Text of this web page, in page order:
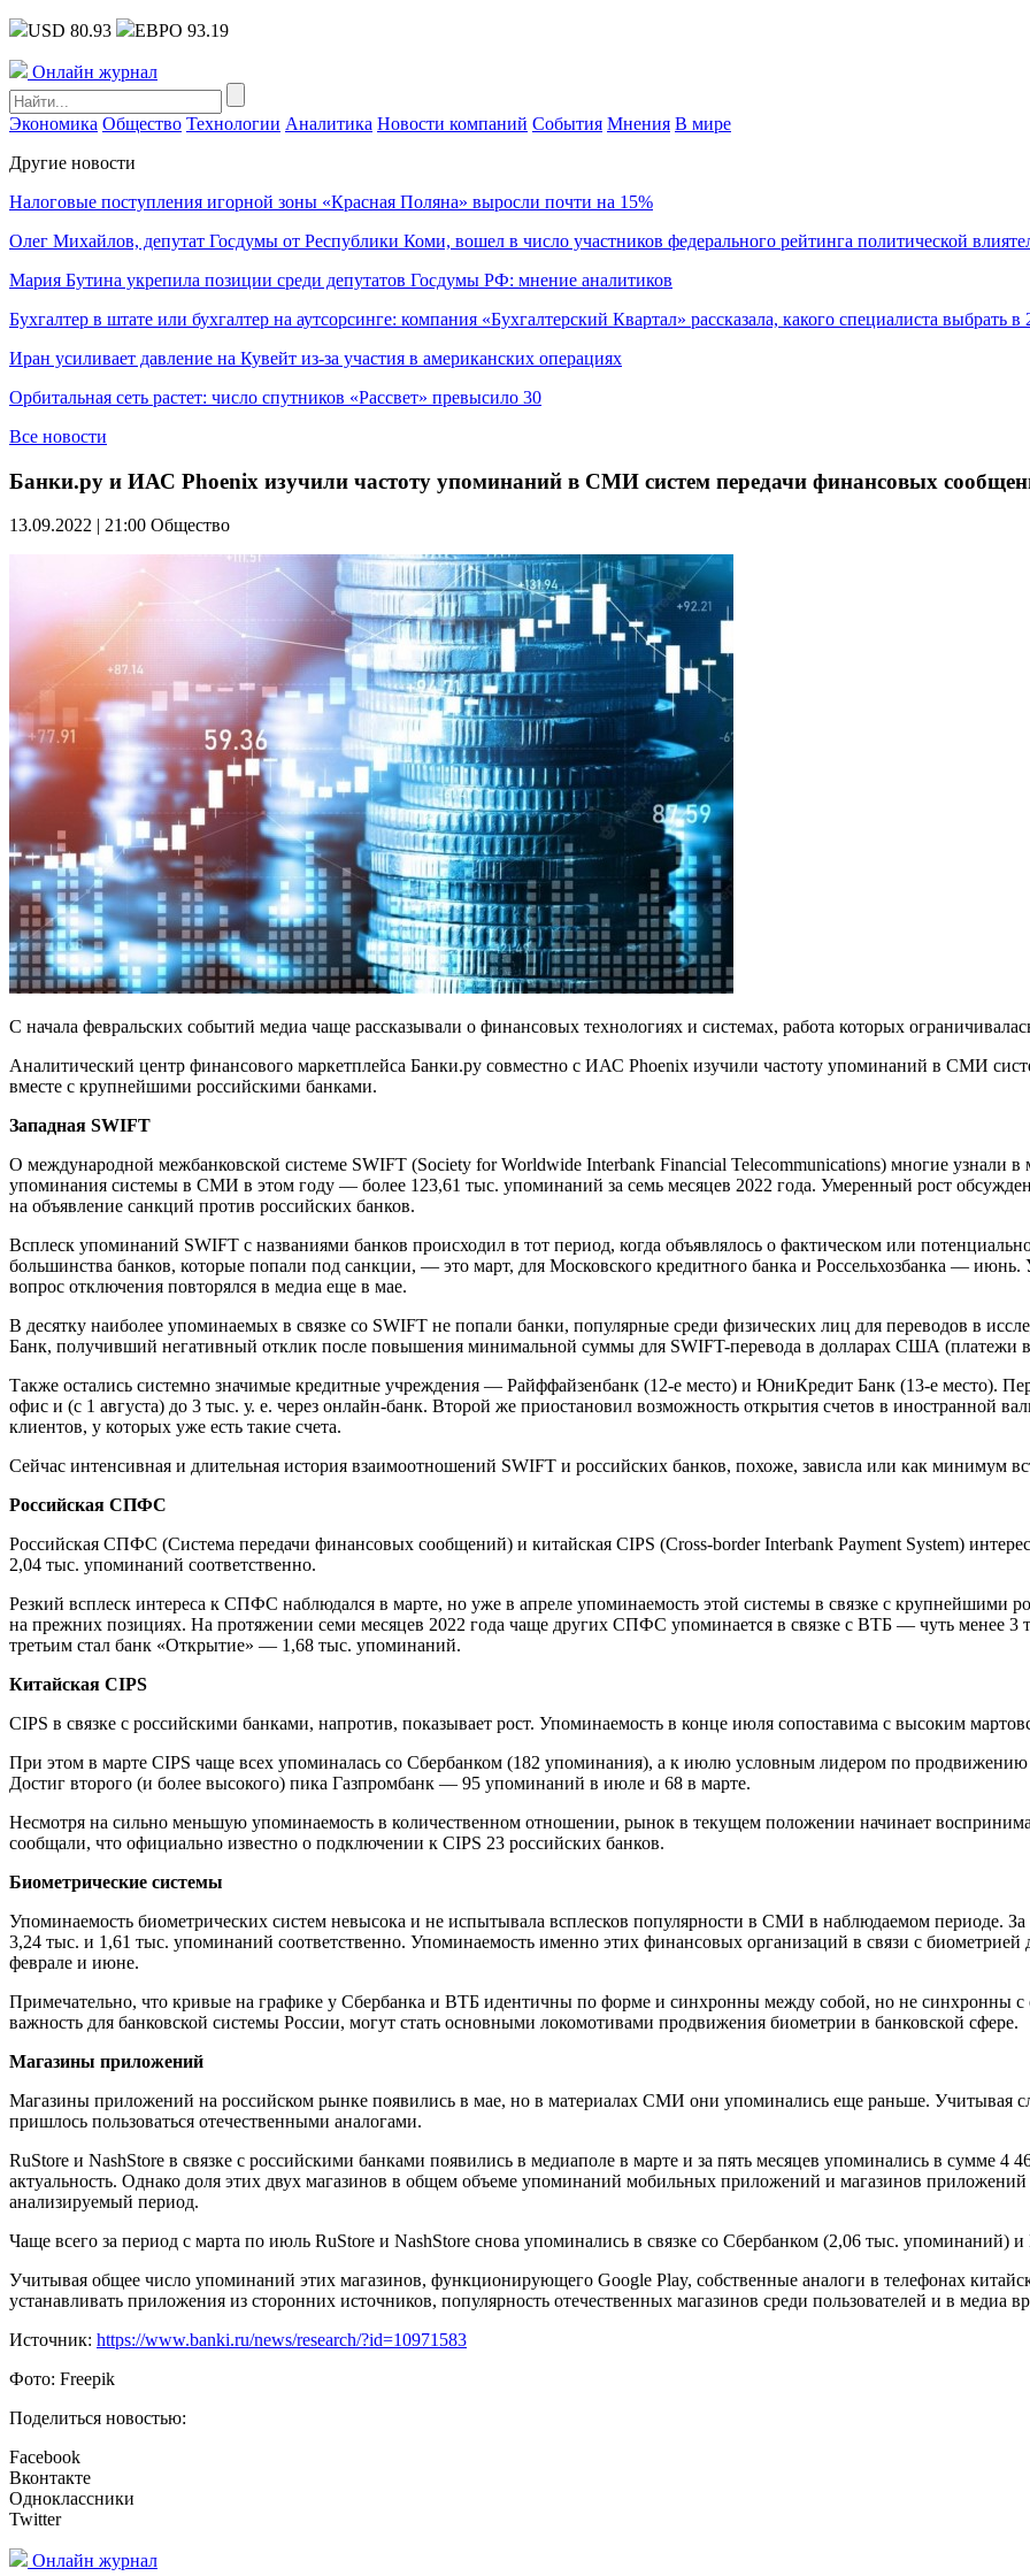
USD 80.93 ЕВРО 93.19
Онлайн журнал
Экономика Общество Технологии Аналитика Новости компаний События Мнения В мире
Другие новости
Налоговые поступления игорной зоны «Красная Поляна» выросли почти на 15%
Олег Михайлов, депутат Госдумы от Республики Коми, вошел в число участников федерального рейтинга политической
Мария Бутина укрепила позиции среди депутатов Госдумы РФ: мнение аналитиков
Бухгалтер в штате или бухгалтер на аутсорсинге: компания «Бухгалтерский Квартал» рассказала, какого специалиста выбрать в
Иран усиливает давление на Кувейт из-за участия в американских операциях
Орбитальная сеть растет: число спутников «Рассвет» превысило 30
Все новости
Банки.ру и ИАС Phoenix изучили частоту упоминаний в СМИ систем передачи финансовых
13.09.2022 | 21:00 Общество
С начала февральских событий медиа чаще рассказывали о финансовых технологиях и системах, работа которых
Аналитический центр финансового маркетплейса Банки.ру совместно с ИАС Phoenix изучили частоту упоминаний в СМИ
вместе с крупнейшими российскими банками.
Западная SWIFT
О международной межбанковской системе SWIFT (Society for Worldwide Interbank Financial Telecommunications) многие узнали в
упоминания системы в СМИ в этом году — более 123,61 тыс. упоминаний за семь месяцев 2022 года. Умеренный рост
на объявление санкций против российских банков.
Всплеск упоминаний SWIFT с названиями банков происходил в тот период, когда объявлялось о фактическом или
большинства банков, которые попали под санкции, — это март, для Московского кредитного банка и Россельхозбанка — июнь.
вопрос отключения повторялся в медиа еще в мае.
В десятку наиболее упоминаемых в связке со SWIFT не попали банки, популярные среди физических лиц для переводов в
Банк, получивший негативный отклик после повышения минимальной суммы для SWIFT-перевода в долларах США (платежи
Также остались системно значимые кредитные учреждения — Райффайзенбанк (12-е место) и ЮниКредит Банк (13-е место).
офис и (с 1 августа) до 3 тыс. у. е. через онлайн-банк. Второй же приостановил возможность открытия счетов в иностранной
клиентов, у которых уже есть такие счета.
Сейчас интенсивная и длительная история взаимоотношений SWIFT и российских банков, похоже, зависла или как минимум
Российская СПФС
Российская СПФС (Система передачи финансовых сообщений) и китайская CIPS (Cross-border Interbank Payment System)
2,04 тыс. упоминаний соответственно.
Резкий всплеск интереса к СПФС наблюдался в марте, но уже в апреле упоминаемость этой системы в связке с крупнейшими
на прежних позициях. На протяжении семи месяцев 2022 года чаще других СПФС упоминается в связке с ВТБ — чуть менее 3
третьим стал банк «Открытие» — 1,68 тыс. упоминаний.
Китайская CIPS
СIPS в связке с российскими банками, напротив, показывает рост. Упоминаемость в конце июля сопоставима с высоким
При этом в марте CIPS чаще всех упоминалась со Сбербанком (182 упоминания), а к июлю условным лидером по
Достиг второго (и более высокого) пика Газпромбанк — 95 упоминаний в июле и 68 в марте.
Несмотря на сильно меньшую упоминаемость в количественном отношении, рынок в текущем положении начинает
сообщали, что официально известно о подключении к CIPS 23 российских банков.
Биометрические системы
Упоминаемость биометрических систем невысока и не испытывала всплесков популярности в СМИ в наблюдаемом
3,24 тыс. и 1,61 тыс. упоминаний соответственно. Упоминаемость именно этих финансовых организаций в связи с
феврале и июне.
Примечательно, что кривые на графике у Сбербанка и ВТБ идентичны по форме и синхронны между собой, но не синхронны
важность для банковской системы России, могут стать основными локомотивами продвижения биометрии в банковской сфере.
Магазины приложений
Магазины приложений на российском рынке появились в мае, но в материалах СМИ они упоминались еще раньше. Учитывая
пришлось пользоваться отечественными аналогами.
RuStore и NashStore в связке с российскими банками появились в медиаполе в марте и за пять месяцев упоминались в сумме 4
актуальность. Однако доля этих двух магазинов в общем объеме упоминаний мобильных приложений и магазинов приложений в
анализируемый период.
Чаще всего за период с марта по июль RuStore и NashStore снова упоминались в связке со Сбербанком (2,06 тыс. упоминаний)
Учитывая общее число упоминаний этих магазинов, функционирующего Google Play, собственные аналоги в телефонах
устанавливать приложения из сторонних источников, популярность отечественных магазинов среди пользователей и в медиа
Источник: https://www.banki.ru/news/research/?id=10971583
Фото: Freepik
Поделиться новостью:
Facebook
Вконтакте
Одноклассники
Twitter
Онлайн журнал